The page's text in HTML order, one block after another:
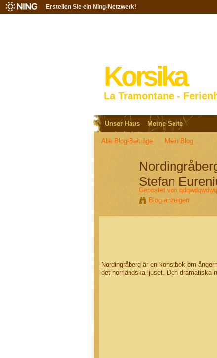
Erstellen Sie ein Ning-Netzwerk!
Korsika
La Tramontane -
Unser Haus Meine Seite
Alle Blog-Beiträge Mein Blog
Stefan
Gepostet von
Blog anzeigen
Nordingråberg är en konstbok om
det norrländska ljuset. Den dramatiska